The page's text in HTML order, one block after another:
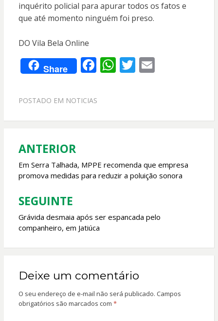
inquérito policial para apurar todos os fatos e
que até momento ninguém foi preso.
DO Vila Bela Online
Share F
e
o
k
W
A
p
T E
POSTADO EM NOTICIAS
Navegação
de
Post
ANTERIOR
Em Serra Talhada, MPPE recomenda que empresa
promova medidas para reduzir a poluição sonora
SEGUINTE
Grávida desmaia após ser espancada pelo
companheiro, em Jatiúca
Deixe um comentário
O seu endereço de e-mail não será publicado. Campos
obrigatórios são marcados com *